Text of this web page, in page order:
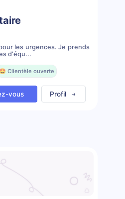
les urgences. Je prends
d'équ...
🤩 Clientèle ouverte
vous Profil